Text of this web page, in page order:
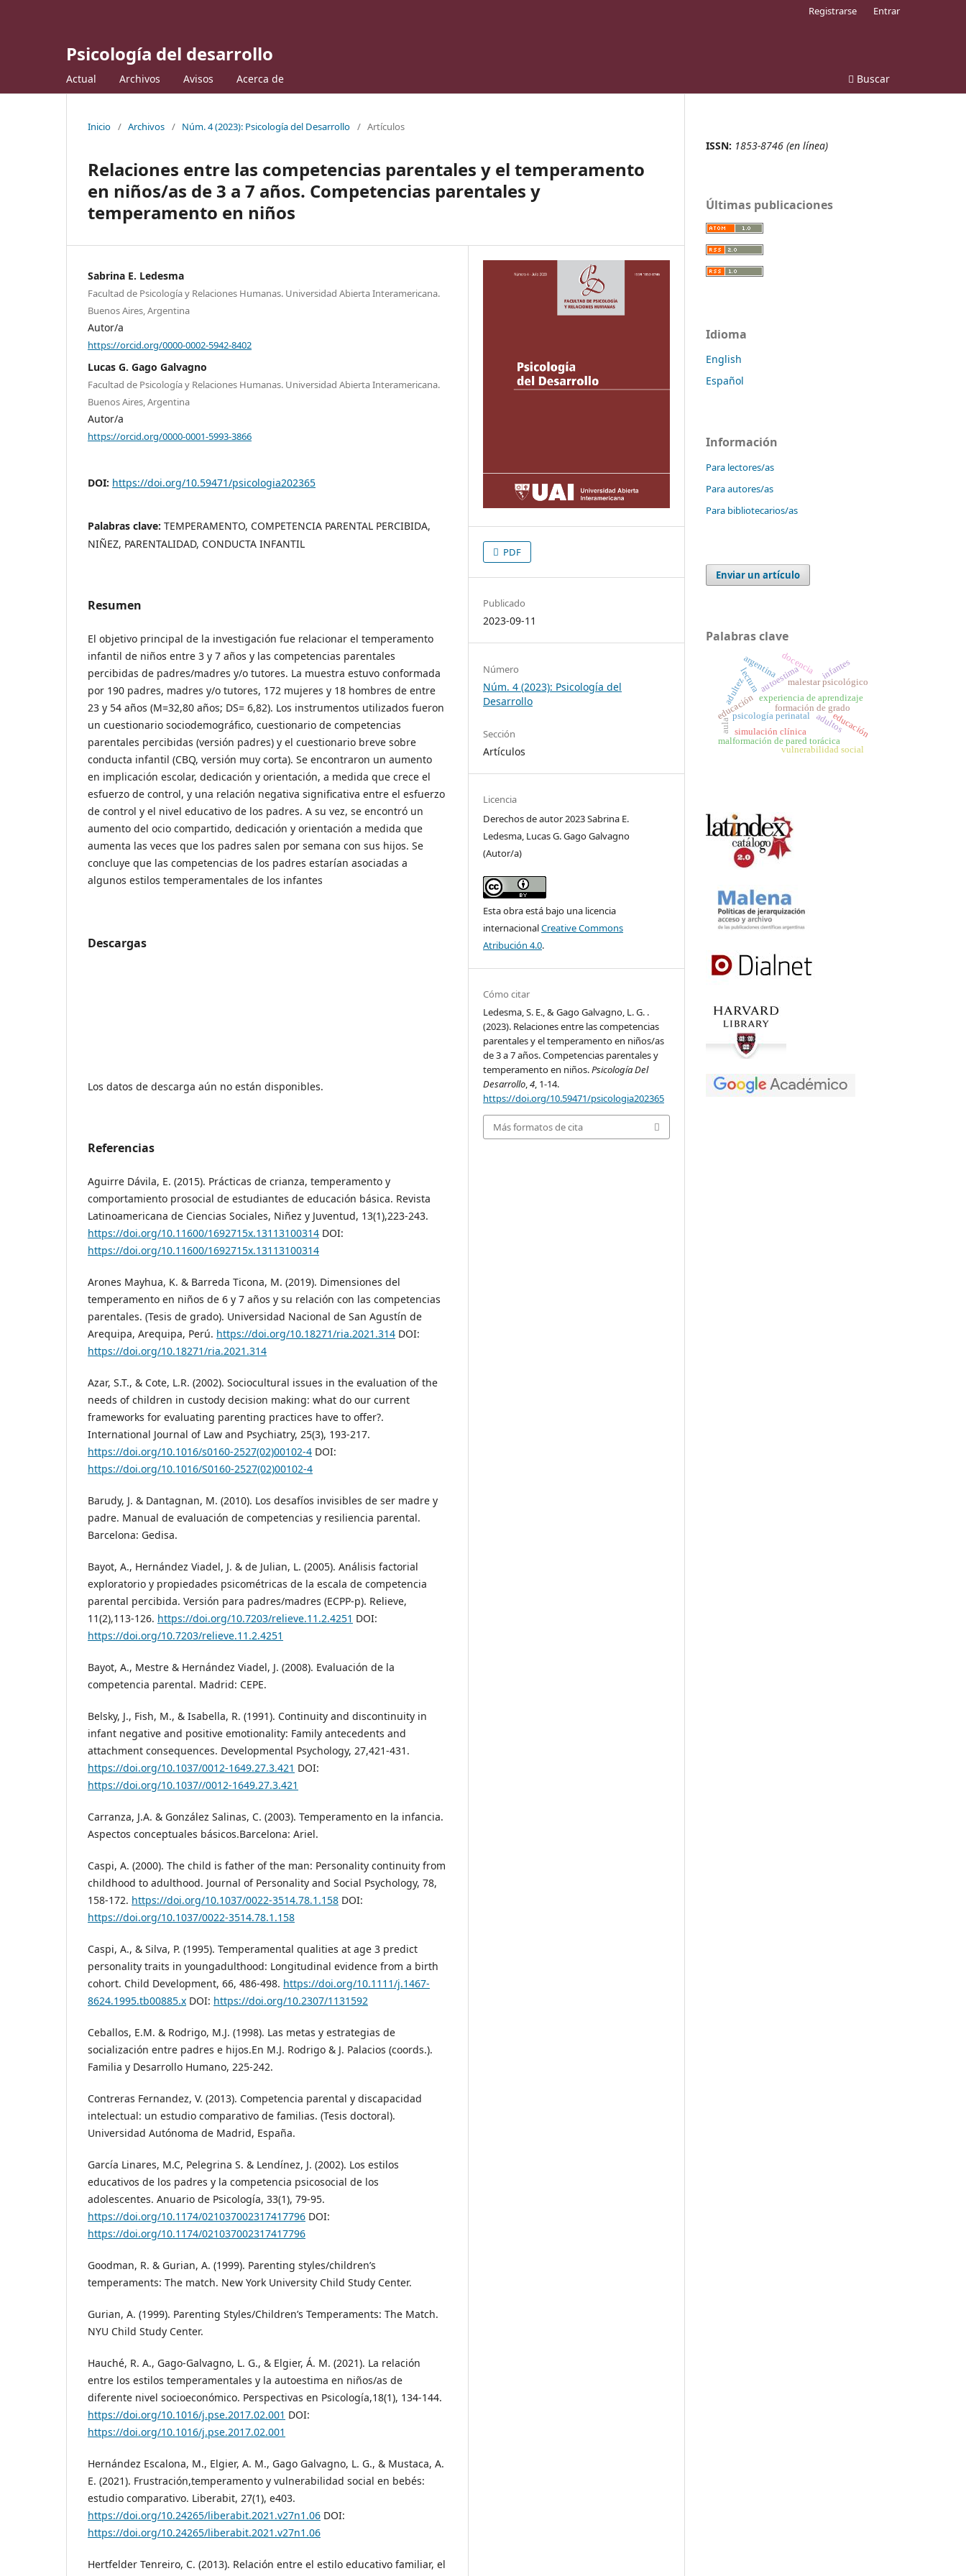
Psicología del desarrollo
Actual Archivos Avisos Acerca de Buscar
Registrarse Entrar
Inicio / Archivos / Núm. 4 (2023): Psicología del Desarrollo / Artículos
Relaciones entre las competencias parentales y el temperamento
en niños/as de 3 a 7 años. Competencias parentales y
temperamento en niños
Sabrina E. Ledesma
Facultad de Psicología y Relaciones Humanas. Universidad Abierta Interamericana.
Buenos Aires, Argentina
Autor/a
https://orcid.org/0000-0002-5942-8402
Lucas G. Gago Galvagno
Facultad de Psicología y Relaciones Humanas. Universidad Abierta Interamericana.
Buenos Aires, Argentina
Autor/a
https://orcid.org/0000-0001-5993-3866
DOI: https://doi.org/10.59471/psicologia202365
Palabras clave: TEMPERAMENTO, COMPETENCIA PARENTAL PERCIBIDA,
NIÑEZ, PARENTALIDAD, CONDUCTA INFANTIL
Resumen
El objetivo principal de la investigación fue relacionar el temperamento
infantil de niños entre 3 y 7 años y las competencias parentales
percibidas de padres/madres y/o tutores. La muestra estuvo conformada
por 190 padres, madres y/o tutores, 172 mujeres y 18 hombres de entre
23 y 54 años (M=32,80 años; DS= 6,82). Los instrumentos utilizados fueron
un cuestionario sociodemográfico, cuestionario de competencias
parentales percibidas (versión padres) y el cuestionario breve sobre
conducta infantil (CBQ, versión muy corta). Se encontraron un aumento
en implicación escolar, dedicación y orientación, a medida que crece el
esfuerzo de control, y una relación negativa significativa entre el esfuerzo
de control y el nivel educativo de los padres. A su vez, se encontró un
aumento del ocio compartido, dedicación y orientación a medida que
aumenta las veces que los padres salen por semana con sus hijos. Se
concluye que las competencias de los padres estarían asociadas a
algunos estilos temperamentales de los infantes
Descargas
Los datos de descarga aún no están disponibles.
Referencias
Aguirre Dávila, E. (2015). Prácticas de crianza, temperamento y
comportamiento prosocial de estudiantes de educación básica. Revista
Latinoamericana de Ciencias Sociales, Niñez y Juventud, 13(1),223-243.
https://doi.org/10.11600/1692715x.13113100314 DOI:
https://doi.org/10.11600/1692715x.13113100314
Arones Mayhua, K. & Barreda Ticona, M. (2019). Dimensiones del
temperamento en niños de 6 y 7 años y su relación con las competencias
parentales. (Tesis de grado). Universidad Nacional de San Agustín de
Arequipa, Arequipa, Perú. https://doi.org/10.18271/ria.2021.314 DOI:
https://doi.org/10.18271/ria.2021.314
Azar, S.T., & Cote, L.R. (2002). Sociocultural issues in the evaluation of the
needs of children in custody decision making: what do our current
frameworks for evaluating parenting practices have to offer?.
International Journal of Law and Psychiatry, 25(3), 193-217.
https://doi.org/10.1016/s0160-2527(02)00102-4 DOI:
https://doi.org/10.1016/S0160-2527(02)00102-4
Barudy, J. & Dantagnan, M. (2010). Los desafíos invisibles de ser madre y
padre. Manual de evaluación de competencias y resiliencia parental.
Barcelona: Gedisa.
Bayot, A., Hernández Viadel, J. & de Julian, L. (2005). Análisis factorial
exploratorio y propiedades psicométricas de la escala de competencia
parental percibida. Versión para padres/madres (ECPP-p). Relieve,
11(2),113-126. https://doi.org/10.7203/relieve.11.2.4251 DOI:
https://doi.org/10.7203/relieve.11.2.4251
Bayot, A., Mestre & Hernández Viadel, J. (2008). Evaluación de la
competencia parental. Madrid: CEPE.
Belsky, J., Fish, M., & Isabella, R. (1991). Continuity and discontinuity in
infant negative and positive emotionality: Family antecedents and
attachment consequences. Developmental Psychology, 27,421-431.
https://doi.org/10.1037/0012-1649.27.3.421 DOI:
https://doi.org/10.1037//0012-1649.27.3.421
Carranza, J.A. & González Salinas, C. (2003). Temperamento en la infancia.
Aspectos conceptuales básicos.Barcelona: Ariel.
Caspi, A. (2000). The child is father of the man: Personality continuity from
childhood to adulthood. Journal of Personality and Social Psychology, 78,
158-172. https://doi.org/10.1037/0022-3514.78.1.158 DOI:
https://doi.org/10.1037/0022-3514.78.1.158
Caspi, A., & Silva, P. (1995). Temperamental qualities at age 3 predict
personality traits in youngadulthood: Longitudinal evidence from a birth
cohort. Child Development, 66, 486-498. https://doi.org/10.1111/j.1467-
8624.1995.tb00885.x DOI: https://doi.org/10.2307/1131592
Ceballos, E.M. & Rodrigo, M.J. (1998). Las metas y estrategias de
socialización entre padres e hijos.En M.J. Rodrigo & J. Palacios (coords.).
Familia y Desarrollo Humano, 225-242.
Contreras Fernandez, V. (2013). Competencia parental y discapacidad
intelectual: un estudio comparativo de familias. (Tesis doctoral).
Universidad Autónoma de Madrid, España.
García Linares, M.C, Pelegrina S. & Lendínez, J. (2002). Los estilos
educativos de los padres y la competencia psicosocial de los
adolescentes. Anuario de Psicología, 33(1), 79-95.
https://doi.org/10.1174/021037002317417796 DOI:
https://doi.org/10.1174/021037002317417796
Goodman, R. & Gurian, A. (1999). Parenting styles/children’s
temperaments: The match. New York University Child Study Center.
Gurian, A. (1999). Parenting Styles/Children’s Temperaments: The Match.
NYU Child Study Center.
Hauché, R. A., Gago-Galvagno, L. G., & Elgier, Á. M. (2021). La relación
entre los estilos temperamentales y la autoestima en niños/as de
diferente nivel socioeconómico. Perspectivas en Psicología,18(1), 134-144.
https://doi.org/10.1016/j.pse.2017.02.001 DOI:
https://doi.org/10.1016/j.pse.2017.02.001
Hernández Escalona, M., Elgier, A. M., Gago Galvagno, L. G., & Mustaca, A.
E. (2021). Frustración,temperamento y vulnerabilidad social en bebés:
estudio comparativo. Liberabit, 27(1), e403.
https://doi.org/10.24265/liberabit.2021.v27n1.06 DOI:
https://doi.org/10.24265/liberabit.2021.v27n1.06
Hertfelder Tenreiro, C. (2013). Relación entre el estilo educativo familiar, el
PDF
Publicado
2023-09-11
Número
Núm. 4 (2023): Psicología del
Desarrollo
Sección
Artículos
Licencia
Derechos de autor 2023 Sabrina E.
Ledesma, Lucas G. Gago Galvagno
(Autor/a)
Esta obra está bajo una licencia
internacionalCreative Commons
Atribución 4.0.
Cómo citar
Ledesma, S. E., & Gago Galvagno, L. G. .
(2023). Relaciones entre las competencias
parentales y el temperamento en niños/as
de 3 a 7 años. Competencias parentales y
temperamento en niños.Psicología Del
Desarrollo ,4 , 1-14.
https://doi.org/10.59471/psicologia202365
Más formatos de cita
ISSN: 1853-8746 (en línea)
Últimas publicaciones
Idioma
English
Español
Información
Para lectores/as
Para autores/as
Para bibliotecarios/as
Enviar un artículo
Palabras clave
simulación clínica
psicología perinatal
formación de grado
experiencia de aprendizaje
autoestimamalestar psicológico
argentina
malformación de pared torácica
infantes
lectura
vulnerabilidad social
educación
aula
docencia
educación
adultez
adultos